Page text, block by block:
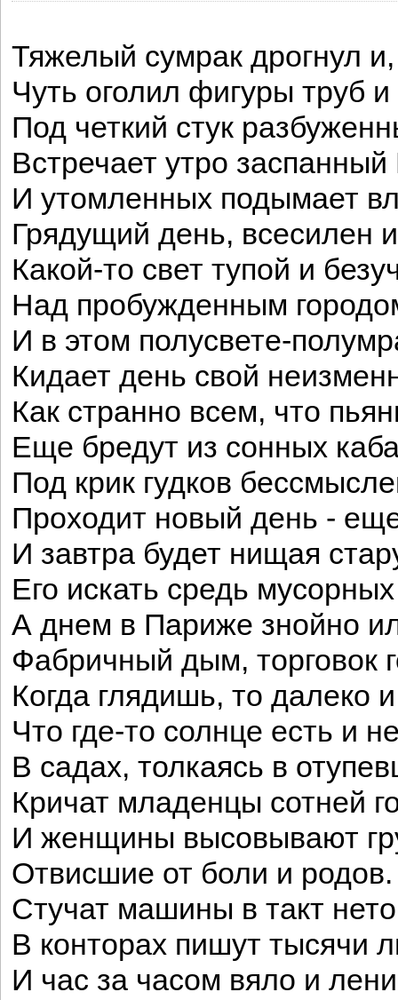
Тяжелый сумрак дрогнул
Чуть оголил фигуры труб
Под четкий стук
Встречает утро
И утомленных подымает
Грядущий день, всесилен
Какой-то свет тупой и
Над пробужденным
И в этом полусвете-
Кидает день свой
Как странно всем, что
Еще бредут из сонных
Под крик гудков
Проходит новый день -
И завтра будет нищая
Его искать средь
А днем в Париже знойно
Фабричный дым, торговок
Когда глядишь, то далеко
Что где-то солнце есть и
В садах, толкаясь в
Кричат младенцы сотней
И женщины высовывают
Отвисшие от боли и родов.
Стучат машины в такт
В конторах пишут тысячи
И час за часом вяло и